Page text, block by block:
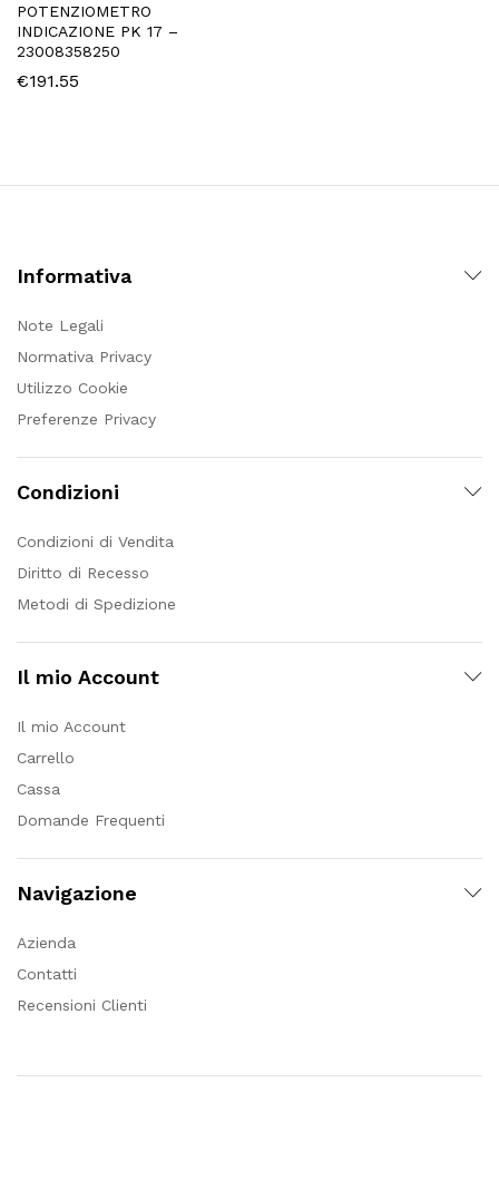
POTENZIOMETRO
INDICAZIONE PK 17 –
23008358250
€191.55
Informativa
Note Legali
Normativa Privacy
Utilizzo Cookie
Preferenze Privacy
Condizioni
Condizioni di Vendita
Diritto di Recesso
Metodi di Spedizione
Il mio Account
Il mio Account
Carrello
Cassa
Domande Frequenti
Navigazione
Azienda
Contatti
Recensioni Clienti